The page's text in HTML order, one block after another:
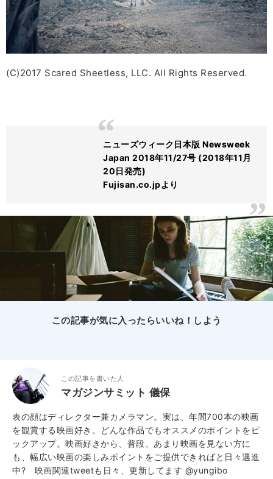
(C)2017 Scared Sheetless, LLC. All Rights Reserved.
ニューズウィーク日本版 Newsweek
Japan 2018年11/27号 (2018年11月
20日発売)
Fujisan.co.jpより
この記事が気に入ったらいいね！しよう
この記事を書いた人
マガジンサミット 儀保
表の顔はディレクター兼カメラマン。実は、年間700本の映画
を観賞する映画好き。どんな作品でもオススメのポイントをピ
ックアップ。映画好きから、普段、あまり映画を見ない方に
も、幅広い映画の楽しみポイントをご提供できればと日々邁進
中? 映画関連tweetも日々、更新してます @yungibo